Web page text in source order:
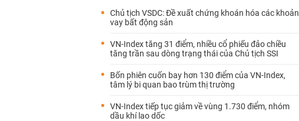
Chủ tịch VSDC: Đề xuất chứng khoán hóa các khoản
vay bất động sản
VN-Index tăng 31 điểm, nhiều cổ phiếu đảo chiều
tăng trần sau dòng trạng thái của Chủ tịch SSI
Bốn phiên cuốn bay hơn 130 điểm của VN-Index,
tâm lý bi quan bao trùm thị trường
VN-Index tiếp tục giảm về vùng 1.730 điểm, nhóm
dầu khí lao dốc